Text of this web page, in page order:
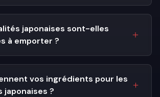
japonaises sont-elles
à emporter ?
vos ingrédients pour les
japonaises ?